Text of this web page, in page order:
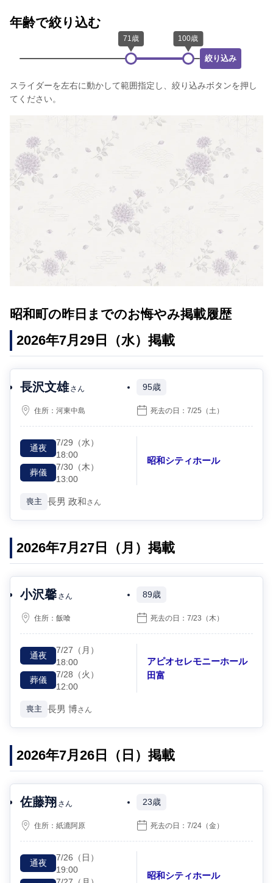
年齢で絞り込む
絞り込み
スライダーを左右に動かして範囲指定し、絞り込みボタンを押し
てください。
昭和町の昨日までのお悔やみ掲載履歴
2026年7月29日（水）掲載
長沢文雄 さん 95歳
住所：河東中島 死去の日：7/25 （土）
通夜
7/29 （水）
18:00
葬儀
7/30 （木）
13:00
昭和シティホール
喪主 長男 政和さん
2026年7月27日（月）掲載
小沢馨 さん 89歳
住所：飯喰 死去の日：7/23 （木）
通夜
7/27 （月）
18:00
葬儀
7/28 （火）
12:00
アピオセレモニーホール
田富
喪主 長男 博さん
2026年7月26日（日）掲載
佐藤翔 さん 23歳
住所：紙漉阿原 死去の日：7/24 （金）
通夜
7/26 （日）
19:00
昭和シティホール